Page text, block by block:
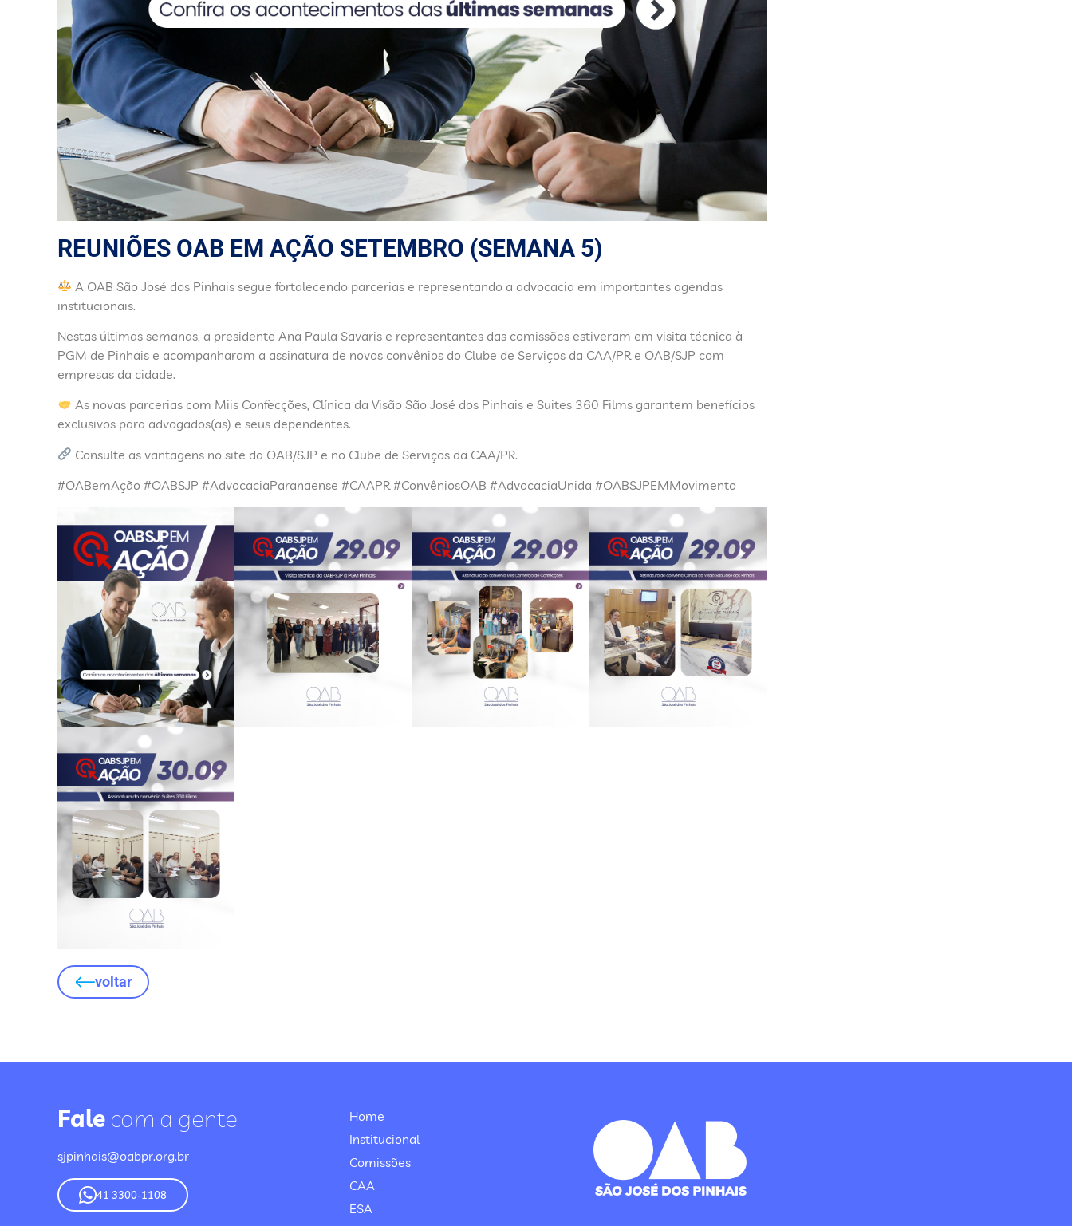
REUNIÕES OAB EM AÇÃO SETEMBRO (SEMANA 5)
A OAB São José dos Pinhais segue fortalecendo parcerias e representando a advocacia em importantes agendas
institucionais.
Nestas últimas semanas, a presidente Ana Paula Savaris e representantes das comissões estiveram em visita técnica à
PGM de Pinhais e acompanharam a assinatura de novos convênios do Clube de Serviços da CAA/PR e OAB/SJP com
empresas da cidade.
As novas parcerias com Miis Confecções, Clínica da Visão São José dos Pinhais e Suites 360 Films garantem benefícios
exclusivos para advogados(as) e seus dependentes.
Consulte as vantagens no site da OAB/SJP e no Clube de Serviços da CAA/PR.
#OABemAção #OABSJP #AdvocaciaParanaense #CAAPR #ConvêniosOAB #AdvocaciaUnida #OABSJPEMMovimento
voltar
Fale com a gente
sjpinhais@oabpr.org.br
41 3300-1108
Home
Institucional
Comissões
CAA
ESA